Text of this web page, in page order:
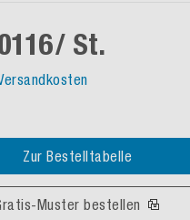
/ St.
Zur Bestelltabelle
Muster bestellen